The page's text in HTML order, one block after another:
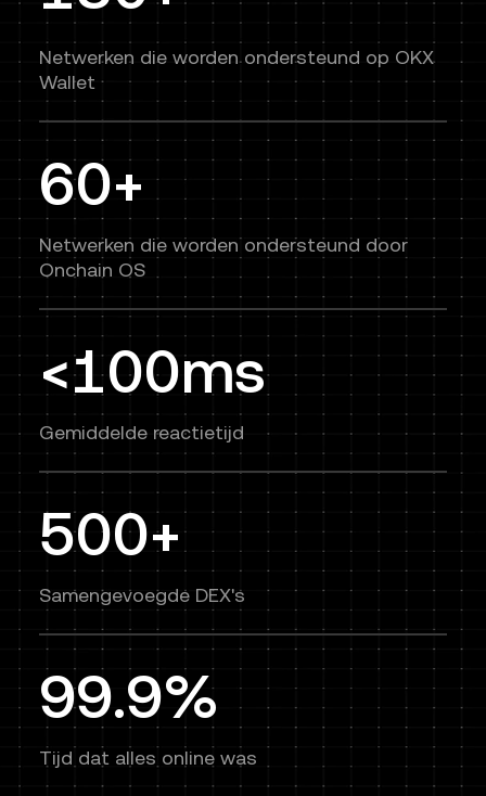
Netwerken die worden ondersteund op OKX
Wallet
60+
Netwerken die worden ondersteund door
Onchain OS
<100ms
Gemiddelde reactietijd
500+
Samengevoegde DEX's
99.9%
Tijd dat alles online was